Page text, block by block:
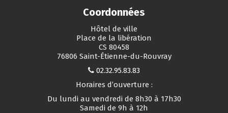
Coordonnées
Hôtel de ville
Place de la libération
CS 80458
76806 Saint-Étienne-du-Rouvray
02.32.95.83.83
Horaires d’ouverture :
Du lundi au vendredi de 8h30 à 17h30
Samedi de 9h à 12h